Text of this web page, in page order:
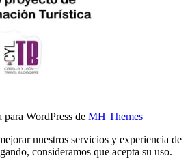
WordPress de MH Themes
nuestros servicios y experiencia de
consideramos que acepta su uso.